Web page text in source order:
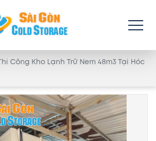
Công Kho Lạnh Trữ Nem 48m3 Tại Hóc